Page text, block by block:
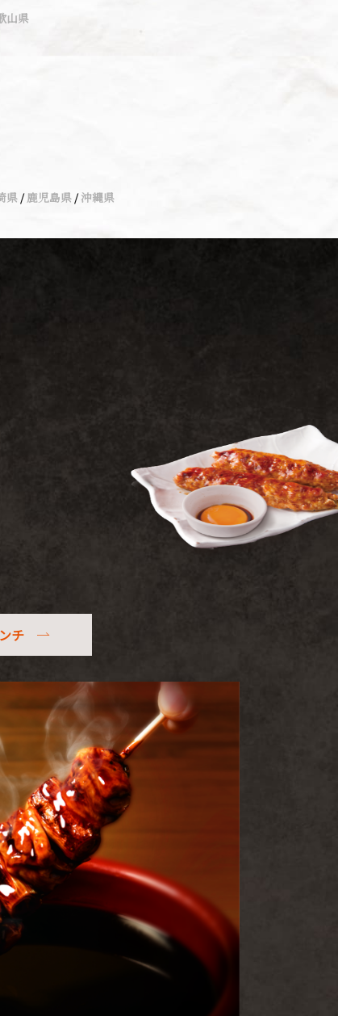
山県
県 鹿児島県 沖縄県
チ